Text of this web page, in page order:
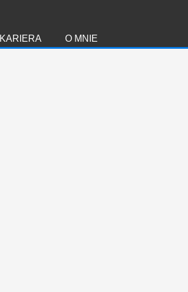
O MNIE
KARIERA